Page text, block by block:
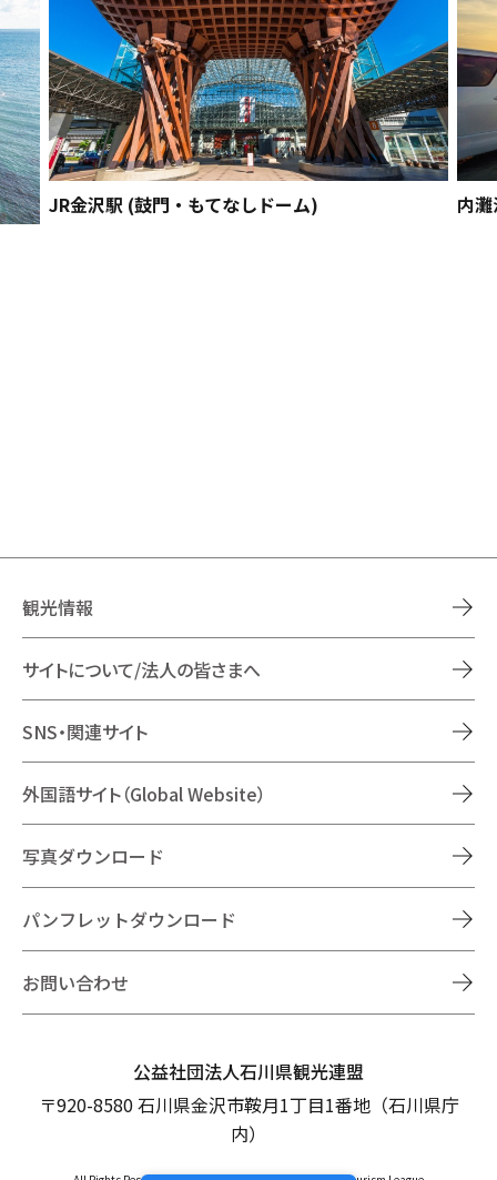
JR金沢駅 (鼓門・もてなしドーム) 内
観光情報
サイトについて/法人の皆さまへ
SNS・関連サイト
外国語サイト（Global Website）
写真ダウンロード
パンフレットダウンロード
お問い合わせ
公益社団法人石川県観光連盟
〒920-8580 石川県金沢市鞍月1丁目1番地（石川県庁
内）